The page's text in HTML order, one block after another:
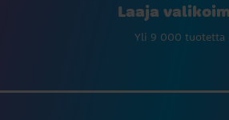
Laaja
Yli 9 000 tuotetta